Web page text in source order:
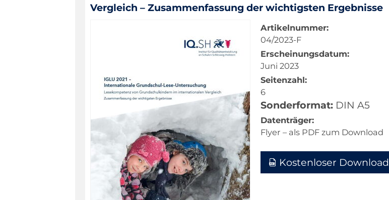
Vergleich – Zusammenfassung der wichtigsten Ergebnisse
Artikelnummer:
04/2023-F
Erscheinungsdatum:
Juni 2023
Seitenzahl:
6
Sonderformat: DIN A5
Datenträger:
Flyer – als PDF zum Download
Kostenloser Download